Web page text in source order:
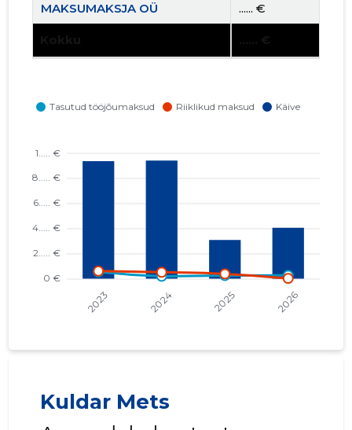
MAKSUMAKSJA OÜ ...... €
TUDULINNA AKTIVISTID MTÜ ...... €
Kokku ...... €
Kuldar Mets